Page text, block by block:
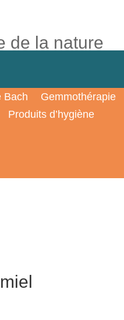
de la nature
Bach
Gemmothérapie
Produits d’hygiène